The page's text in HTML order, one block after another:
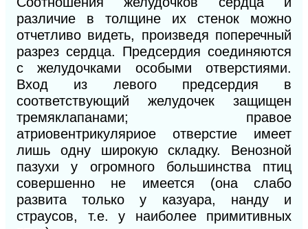
различие в толщине их стенок можно
отчетливо видеть, произведя поперечный
разрез сердца. Предсердия соединяются
с желудочками особыми отверстиями.
Вход из левого предсердия в
соответствующий желудочек защищен
тремяклапанами; правое
атриовентрикуляриое отверстие имеет
лишь одну широкую складку. Венозной
пазухи у огромного большинства птиц
совершенно не имеется (она слабо
развита только у казуара, нанду и
страусов, т.е. у наиболее примитивных